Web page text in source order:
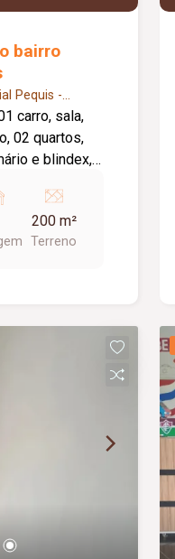
bairro
Pequis -
carro, sala,
02 quartos,
e blindex,
200 m²
Terreno